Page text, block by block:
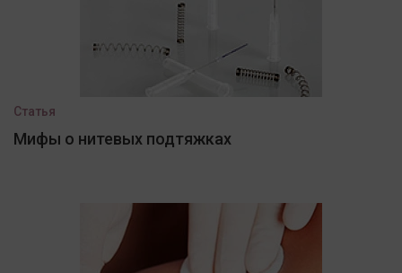
Статья
Мифы о нитевых подтяжках